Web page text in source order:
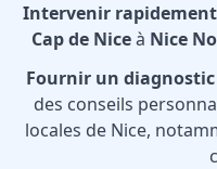
Intervenir
Cap de Niceà Nice
Fournir un
des conseils
locales de Nice,